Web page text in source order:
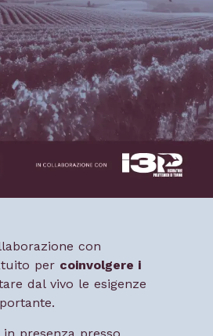
con
per coinvolgere i
dal vivo le esigenze